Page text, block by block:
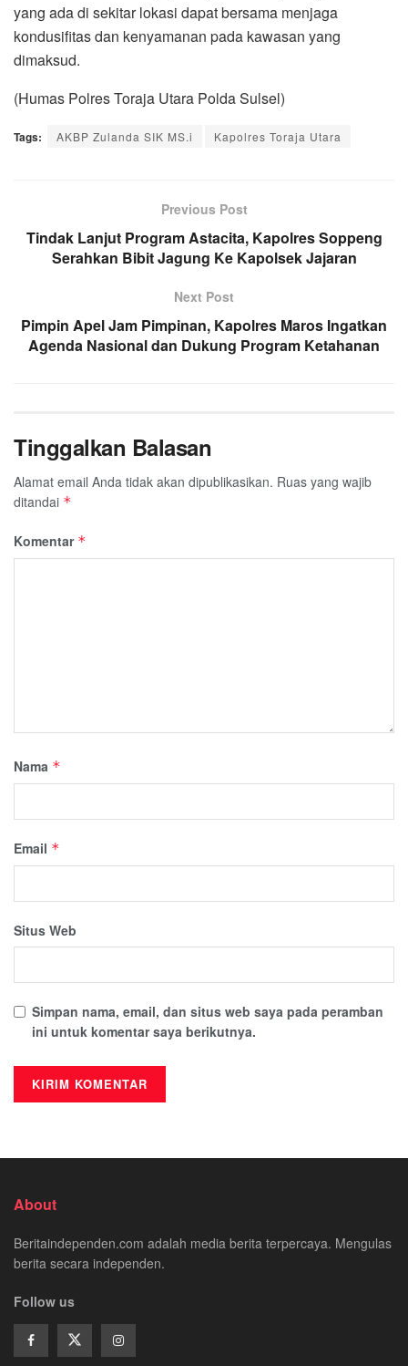
yang ada di sekitar lokasi dapat bersama menjaga
kondusifitas dan kenyamanan pada kawasan yang
dimaksud.
(Humas Polres Toraja Utara Polda Sulsel)
Tags: AKBP Zulanda SIK MS.i Kapolres Toraja Utara
Previous Post
Tindak Lanjut Program Astacita, Kapolres Soppeng
Serahkan Bibit Jagung Ke Kapolsek Jajaran
Next Post
Pimpin Apel Jam Pimpinan, Kapolres Maros Ingatkan
Agenda Nasional dan Dukung Program Ketahanan
Tinggalkan Balasan
Alamat email Anda tidak akan dipublikasikan. Ruas yang wajib
ditandai *
Komentar *
Nama *
Email *
Situs Web
Simpan nama, email, dan situs web saya pada peramban
ini untuk komentar saya berikutnya.
About
Beritaindependen.com adalah media berita terpercaya. Mengulas
berita secara independen.
Follow us